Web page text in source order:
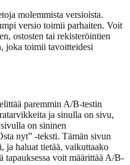
molemmista versioista.
versio toimii parhaiten. Voit
ostosten tai rekisteröintien
joka toimii tavoitteidesi
paremmin A/B-testin
ja sinulla on sivu,
on sininen
nyt” -teksti. Tämän sivun
ja haluat tietää, vaikuttaako
tapauksessa voit määrittää A/B-